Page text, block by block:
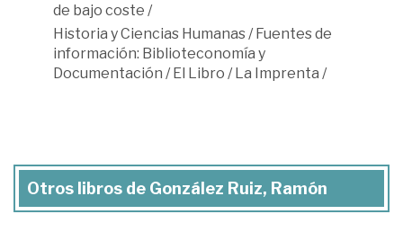
de bajo coste /
Historia y Ciencias Humanas/Fuentes de
información: Biblioteconomía y
Documentación /El Libro /La Imprenta /
Otros libros de González Ruiz, Ramón